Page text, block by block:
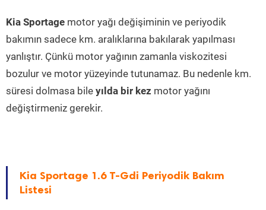
Kia Sportage motor yağı değişiminin ve periyodik
bakımın sadece km. aralıklarına bakılarak yapılması
yanlıştır. Çünkü motor yağının zamanla viskozitesi
bozulur ve motor yüzeyinde tutunamaz. Bu nedenle km.
süresi dolmasa bile yılda bir kez motor yağını
değiştirmeniz gerekir.
Kia Sportage 1.6 T-Gdi Periyodik Bakım
Listesi